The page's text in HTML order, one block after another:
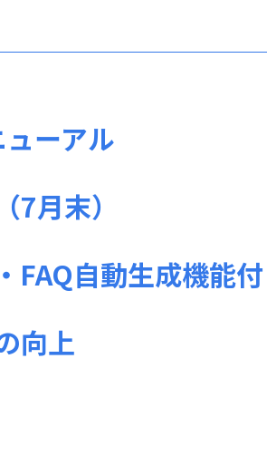
ーアル
月末）
FAQ自動生成機能
向上